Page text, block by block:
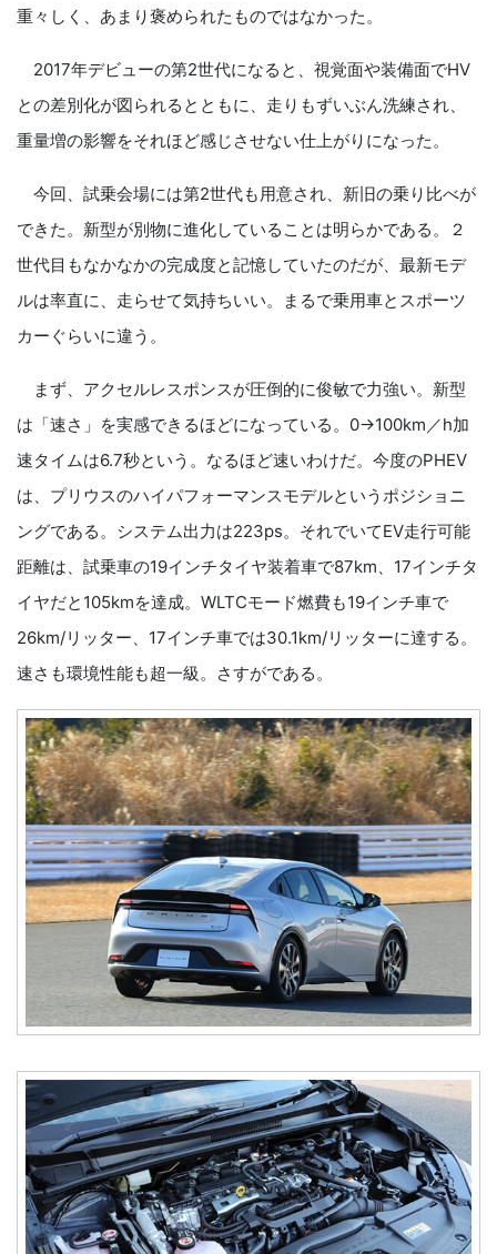
重々しく、あまり褒められたものではなかった。
2017年デビューの第2世代になると、視覚面や装備面でHV
との差別化が図られるとともに、走りもずいぶん洗練され、
重量増の影響をそれほど感じさせない仕上がりになった。
今回、試乗会場には第2世代も用意され、新旧の乗り比べが
できた。新型が別物に進化していることは明らかである。２
世代目もなかなかの完成度と記憶していたのだが、最新モデ
ルは率直に、走らせて気持ちいい。まるで乗用車とスポーツ
カーぐらいに違う。
まず、アクセルレスポンスが圧倒的に俊敏で力強い。新型
は「速さ」を実感できるほどになっている。0→100km／h加
速タイムは6.7秒という。なるほど速いわけだ。今度のPHEV
は、プリウスのハイパフォーマンスモデルというポジショニ
ングである。システム出力は223ps。それでいてEV走行可能
距離は、試乗車の19インチタイヤ装着車で87km、17インチタ
イヤだと105kmを達成。WLTCモード燃費も19インチ車で
26km/リッター、17インチ車では30.1km/リッターに達する。
速さも環境性能も超一級。さすがである。